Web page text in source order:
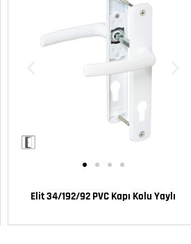
Elit 34/192/92 PVC Kapı Kolu Yaylı